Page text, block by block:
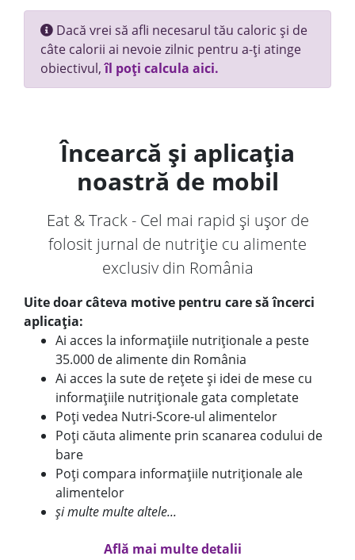
Dacă vrei să afli necesarul tău caloric și de
câte calorii ai nevoie zilnic pentru a-ți atinge
obiectivul,îl poți calcula aici.
Încearcă și aplicația
noastră de mobil
Eat & Track - Cel mai rapid și ușor de
folosit jurnal de nutriție cu alimente
exclusiv din România
Uite doar câteva motive pentru care să încerci
aplicația:
Ai acces la informațiile nutriționale a peste
35.000 de alimente din România
Ai acces la sute de rețete și idei de mese cu
informațiile nutriționale gata completate
Poți vedea Nutri-Score-ul alimentelor
Poți căuta alimente prin scanarea codului de
bare
Poți compara informațiile nutriționale ale
alimentelor
și multe multe altele...
Află mai multe detalii